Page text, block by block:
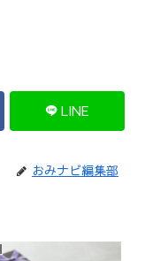
LINE
おみナビ編集部